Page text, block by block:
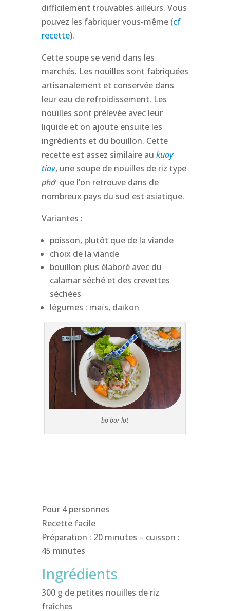
difficilement trouvables ailleurs. Vous
pouvez les fabriquer vous-même (cf
recette).
Cette soupe se vend dans les
marchés. Les nouilles sont fabriquées
artisanalement et conservée dans
leur eau de refroidissement. Les
nouilles sont prélevée avec leur
liquide et on ajoute ensuite les
ingrédients et du bouillon. Cette
recette est assez similaire au kuay
tiav, une soupe de nouilles de riz type
phở que l’on retrouve dans de
nombreux pays du sud est asiatique.
Variantes :
poisson, plutôt que de la viande
choix de la viande
bouillon plus élaboré avec du
calamar séché et des crevettes
séchées
légumes : maïs, daikon
bo bor lot
Pour 4 personnes
Recette facile
Préparation : 20 minutes – cuisson :
45 minutes
Ingrédients
300 g de petites nouilles de riz
fraîches